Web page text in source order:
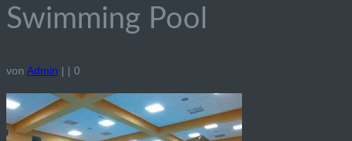
Swimming Pool
von Admin | | 0